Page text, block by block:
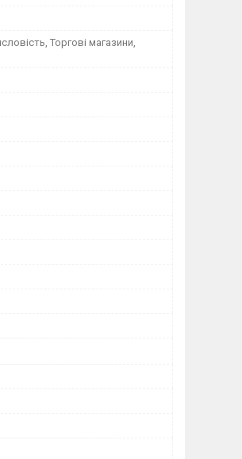
Торгові магазини,